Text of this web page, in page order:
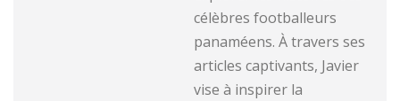
célèbres footballeurs
panaméens. À travers ses
articles captivants, Javier
vise à inspirer la